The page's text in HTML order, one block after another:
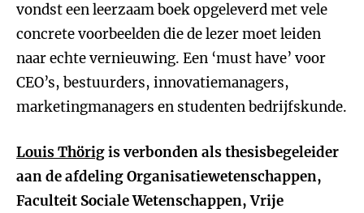
vondst een leerzaam boek opgeleverd met vele
concrete voorbeelden die de lezer moet leiden
naar echte vernieuwing. Een ‘must have’ voor
CEO’s, bestuurders, innovatiemanagers,
marketingmanagers en studenten bedrijfskunde.
Louis Thörigis verbonden als thesisbegeleider
aan de afdeling Organisatiewetenschappen,
Faculteit Sociale Wetenschappen, Vrije